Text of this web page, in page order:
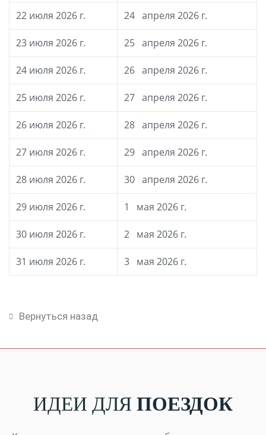
22 июля 2026 г. 24 апреля 2026 г.
23 июля 2026 г. 25 апреля 2026 г.
24 июля 2026 г. 26 апреля 2026 г.
25 июля 2026 г. 27 апреля 2026 г.
26 июля 2026 г. 28 апреля 2026 г.
27 июля 2026 г. 29 апреля 2026 г.
28 июля 2026 г. 30 апреля 2026 г.
29 июля 2026 г. 1 мая 2026 г.
30 июля 2026 г. 2 мая 2026 г.
31 июля 2026 г. 3 мая 2026 г.
Вернуться назад
ИДЕИ ДЛЯ ПОЕЗДОК